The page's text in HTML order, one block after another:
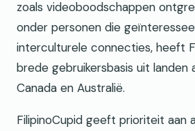
zoals videoboodschappen
onder personen die
interculturele connecties, heeft
brede gebruikersbasis uit landen
Canada en Australië.
FilipinoCupid geeft prioriteit aan